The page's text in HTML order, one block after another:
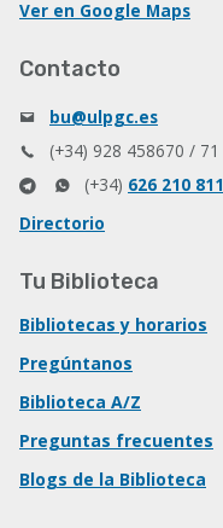
Ver en Google Maps
Contacto
bu@ulpgc.es
(+34) 928 458670 / 71
(+34) 626 210 811
Directorio
Tu Biblioteca
Bibliotecas y horarios
Pregúntanos
Biblioteca A/Z
Preguntas frecuentes
Blogs de la Biblioteca